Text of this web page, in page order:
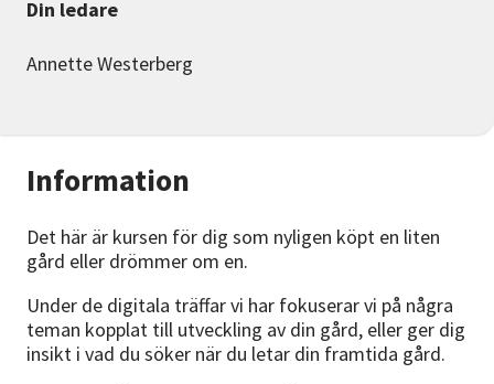
Information
Det här är kursen för dig som nyligen köpt en liten
gård eller drömmer om en.
Under de digitala träffar vi har fokuserar vi på några
teman kopplat till utveckling av din gård, eller ger dig
insikt i vad du söker när du letar din framtida gård.
Din ledare
Annette Westerberg